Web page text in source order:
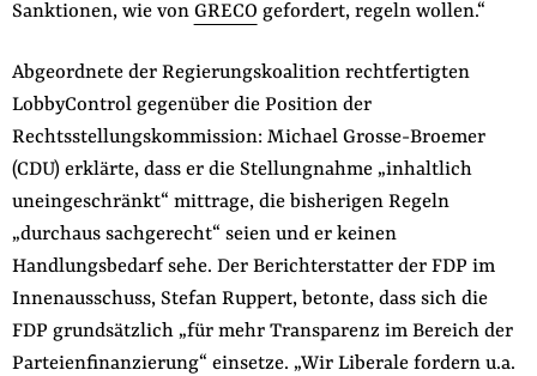
Sanktionen, wie von GRECO gefordert, regeln wollen.“
Abgeordnete der Regierungskoalition rechtfertigten
LobbyControl gegenüber die Position der
Rechtsstellungskommission: Michael Grosse-Broemer
(CDU) erklärte, dass er die Stellungnahme „inhaltlich
uneingeschränkt“ mittrage, die bisherigen Regeln
„durchaus sachgerecht“ seien und er keinen
Handlungsbedarf sehe. Der Berichterstatter der FDP im
Innenausschuss, Stefan Ruppert, betonte, dass sich die
FDP grundsätzlich „für mehr Transparenz im Bereich der
Parteienfinanzierung“ einsetze. „Wir Liberale fordern u.a.